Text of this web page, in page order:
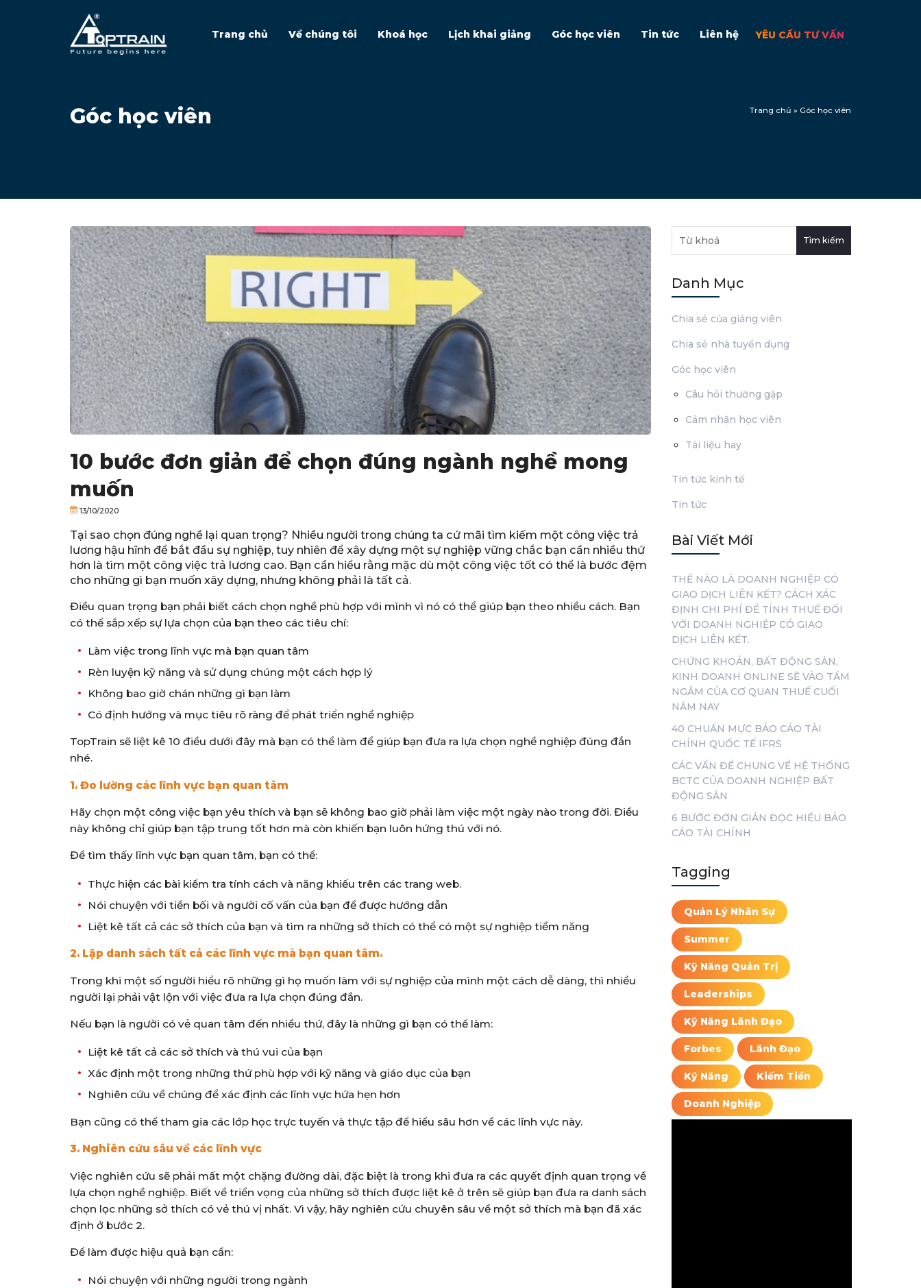
YÊU CẦU TƯ VẤN
Trang chủ Về chúng tôi Khoá học Lịch khai giảng Góc học viên Tin tức Liên hệ
Góc học viên Trang chủ » Góc học viên
10 bước đơn giản để chọn đúng ngành nghề mong
muốn
13/10/2020
Tại sao chọn đúng nghề lại quan trọng? Nhiều người trong chúng ta cứ mãi tìm kiếm một công việc trả
lương hậu hĩnh để bắt đầu sự nghiệp, tuy nhiên để xây dựng một sự nghiệp vững chắc bạn cần nhiều thứ
hơn là tìm một công việc trả lương cao. Bạn cần hiểu rằng mặc dù một công việc tốt có thể là bước đệm
cho những gì bạn muốn xây dựng, nhưng không phải là tất cả.
Điều quan trọng bạn phải biết cách chọn nghề phù hợp với mình vì nó có thể giúp bạn theo nhiều cách. Bạn
có thể sắp xếp sự lựa chọn của bạn theo các tiêu chí:
Làm việc trong lĩnh vực mà bạn quan tâm
Rèn luyện kỹ năng và sử dụng chúng một cách hợp lý
Không bao giờ chán những gì bạn làm
Có định hướng và mục tiêu rõ ràng để phát triển nghề nghiệp
TopTrain sẽ liệt kê 10 điều dưới đây mà bạn có thể làm để giúp bạn đưa ra lựa chọn nghề nghiệp đúng đắn
nhé.
1. Đo lường các lĩnh vực bạn quan tâm
Hãy chọn một công việc bạn yêu thích và bạn sẽ không bao giờ phải làm việc một ngày nào trong đời. Điều
này không chỉ giúp bạn tập trung tốt hơn mà còn khiến bạn luôn hứng thú với nó.
Để tìm thấy lĩnh vực bạn quan tâm, bạn có thể:
Thực hiện các bài kiểm tra tính cách và năng khiếu trên các trang web.
Nói chuyện với tiền bối và người cố vấn của bạn để được hướng dẫn
Liệt kê tất cả các sở thích của bạn và tìm ra những sở thích có thể có một sự nghiệp tiềm năng
2. Lập danh sách tất cả các lĩnh vực mà bạn quan tâm.
Trong khi một số người hiểu rõ những gì họ muốn làm với sự nghiệp của mình một cách dễ dàng, thì nhiều
người lại phải vật lộn với việc đưa ra lựa chọn đúng đắn.
Nếu bạn là người có vẻ quan tâm đến nhiều thứ, đây là những gì bạn có thể làm:
Liệt kê tất cả các sở thích và thú vui của bạn
Xác định một trong những thứ phù hợp với kỹ năng và giáo dục của bạn
Nghiên cứu về chúng để xác định các lĩnh vực hứa hẹn hơn
Bạn cũng có thể tham gia các lớp học trực tuyến và thực tập để hiểu sâu hơn về các lĩnh vực này.
3. Nghiên cứu sâu về các lĩnh vực
Việc nghiên cứu sẽ phải mất một chặng đường dài, đặc biệt là trong khi đưa ra các quyết định quan trọng về
lựa chọn nghề nghiệp. Biết về triển vọng của những sở thích được liệt kê ở trên sẽ giúp bạn đưa ra danh sách
chọn lọc những sở thích có vẻ thú vị nhất. Vì vậy, hãy nghiên cứu chuyên sâu về một sở thích mà bạn đã xác
định ở bước 2.
Để làm được hiệu quả bạn cần:
Nói chuyện với những người trong ngành
Tìm kiếm
Danh Mục
Chia sẻ của giảng viên
Chia sẻ nhà tuyển dụng
Góc học viên
Câu hỏi thường gặp
Cảm nhận học viên
Tài liệu hay
Tin tức kinh tế
Tin tức
Bài Viết Mới
THẾ NÀO LÀ DOANH NGHIỆP CÓ
GIAO DỊCH LIÊN KẾT? CÁCH XÁC
ĐỊNH CHI PHÍ ĐỂ TÍNH THUẾ ĐỐI
VỚI DOANH NGHIỆP CÓ GIAO
DỊCH LIÊN KẾT.
CHỨNG KHOÁN, BẤT ĐỘNG SẢN,
KINH DOANH ONLINE SẼ VÀO TẦM
NGẮM CỦA CƠ QUAN THUẾ CUỐI
NĂM NAY
40 CHUẨN MỰC BÁO CÁO TÀI
CHÍNH QUỐC TẾ IFRS
CÁC VẤN ĐỀ CHUNG VỀ HỆ THỐNG
BCTC CỦA DOANH NGHIỆP BẤT
ĐỘNG SẢN
6 BƯỚC ĐƠN GIẢN ĐỌC HIỂU BÁO
CÁO TÀI CHÍNH
Tagging
Quản Lý Nhân Sự
Summer
Kỹ Năng Quản Trị
Leaderships
Kỹ Năng Lãnh Đạo
Forbes Lãnh Đạo
Kỹ Năng Kiếm Tiền
Doanh Nghiệp